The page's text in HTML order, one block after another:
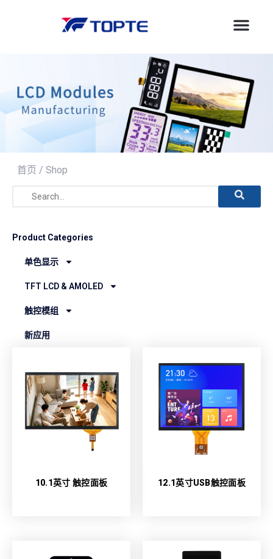
首页 / Shop
Product Categories
单色显示
TFT LCD & AMOLED
触控模组
新应用
10.1英寸 触控面板 12.1英寸USB触控面板